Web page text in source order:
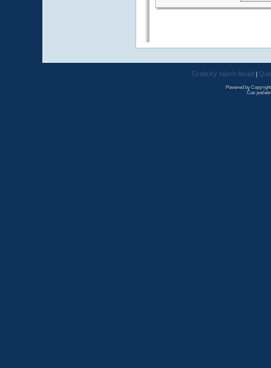
Grafický návrh fasád
Powered by
Čas